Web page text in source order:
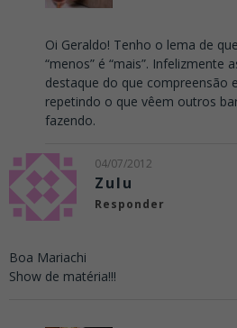
Oi Geraldo! Tenho o lema de
“menos” é “mais”. Infelizmente
destaque do que compreensão
repetindo o que vêem outros
fazendo.
04/07/2012
Zulu
Responder
Boa Mariachi
Show de matéria!!!